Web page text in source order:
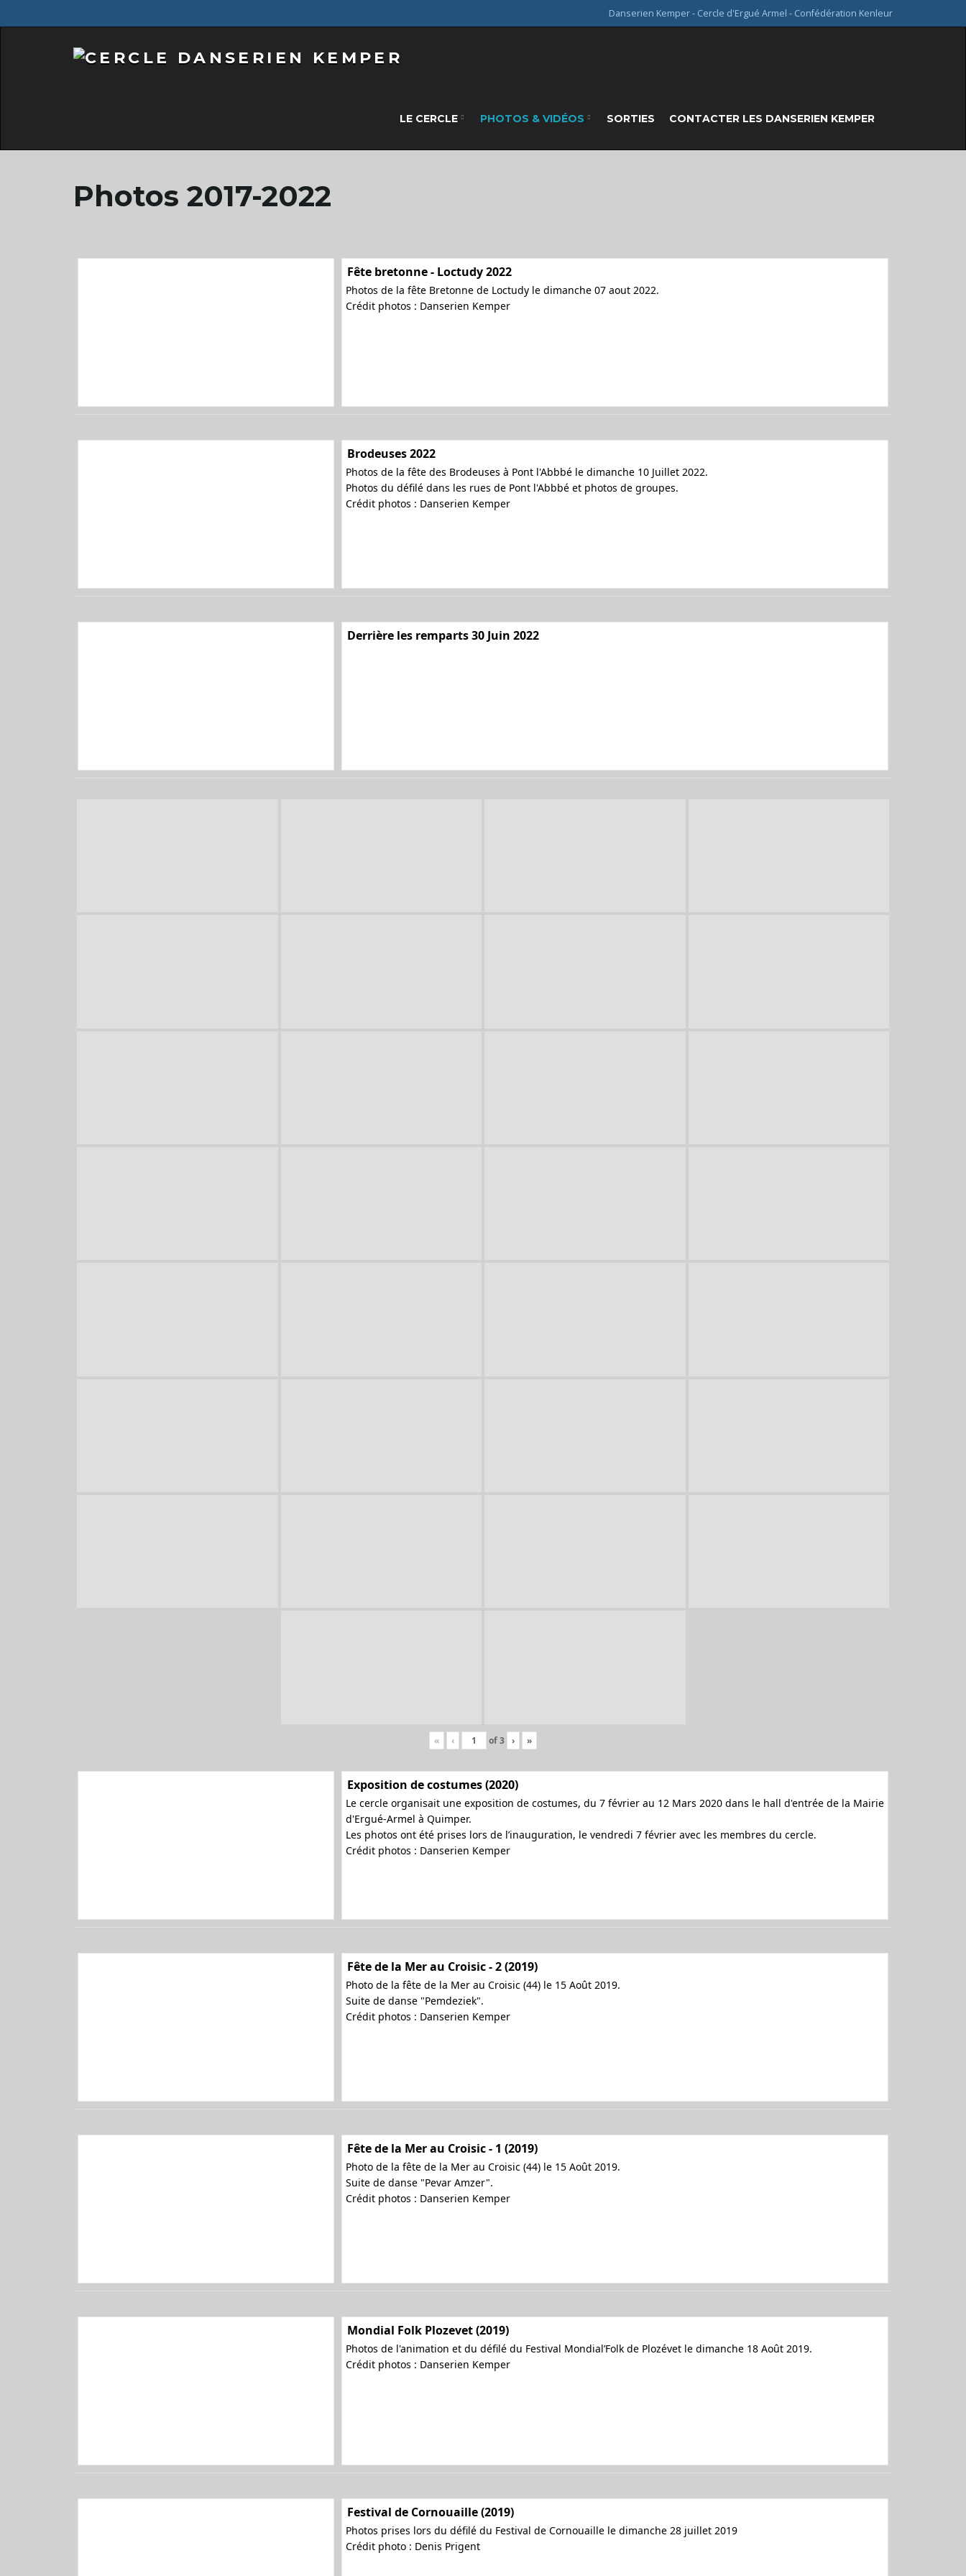
Danserien Kemper - Cercle d'Ergué Armel - Confédération Kenleur
LE CERCLE PHOTOS & VIDÉOS SORTIES CONTACTER LES DANSERIEN KEMPER
Photos 2017-2022
Fête bretonne - Loctudy 2022
Photos de la fête Bretonne de Loctudy le dimanche 07 aout 2022.
Crédit photos : Danserien Kemper
Brodeuses 2022
Photos de la fête des Brodeuses à Pont l'Abbbé le dimanche 10 Juillet 2022.
Photos du défilé dans les rues de Pont l'Abbbé et photos de groupes.
Crédit photos : Danserien Kemper
Derrière les remparts 30 Juin 2022
« ‹ of3 › »
Exposition de costumes (2020)
Le cercle organisait une exposition de costumes, du 7 février au 12 Mars 2020 dans le hall d'entrée de la Mairie
d'Ergué-Armel à Quimper.
Les photos ont été prises lors de l’inauguration, le vendredi 7 février avec les membres du cercle.
Crédit photos : Danserien Kemper
Fête de la Mer au Croisic - 2 (2019)
Photo de la fête de la Mer au Croisic (44) le 15 Août 2019.
Suite de danse "Pemdeziek".
Crédit photos : Danserien Kemper
Fête de la Mer au Croisic - 1 (2019)
Photo de la fête de la Mer au Croisic (44) le 15 Août 2019.
Suite de danse "Pevar Amzer".
Crédit photos : Danserien Kemper
Mondial Folk Plozevet (2019)
Photos de l'animation et du défilé du Festival Mondial’Folk de Plozévet le dimanche 18 Août 2019.
Crédit photos : Danserien Kemper
Festival de Cornouaille (2019)
Photos prises lors du défilé du Festival de Cornouaille le dimanche 28 juillet 2019
Crédit photo : Denis Prigent